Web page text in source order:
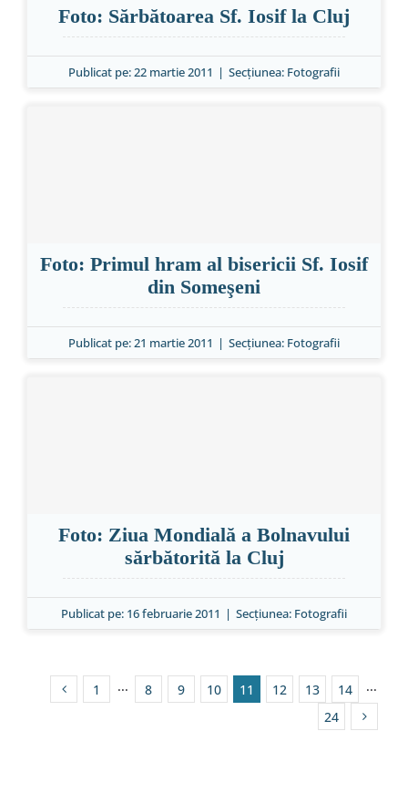
Foto: Sărbătoarea Sf. Iosif la Cluj
Publicat pe: 22 martie 2011 | Secțiunea: Fotografii
Foto: Primul hram al bisericii Sf. Iosif
din Someşeni
Publicat pe: 21 martie 2011 | Secțiunea: Fotografii
Foto: Ziua Mondială a Bolnavului
sărbătorită la Cluj
Publicat pe: 16 februarie 2011 | Secțiunea: Fotografii
1 ··· 8 9 10 11 12 13 14
···
24